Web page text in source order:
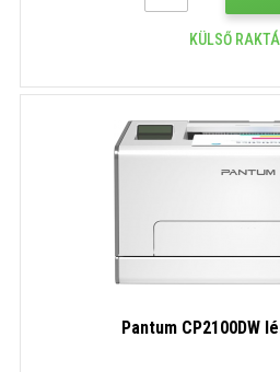
KÜLSŐ
Pantum CP2100DW